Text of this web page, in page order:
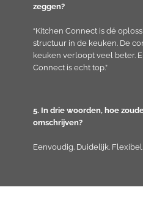
zeggen?
“Kitchen Connect is dé
structuur in de keuken. De
keuken verloopt veel beter.
Connect is echt top.”
5. In drie woorden, hoe
omschrijven?
Eenvoudig. Duidelijk. Flexibel.